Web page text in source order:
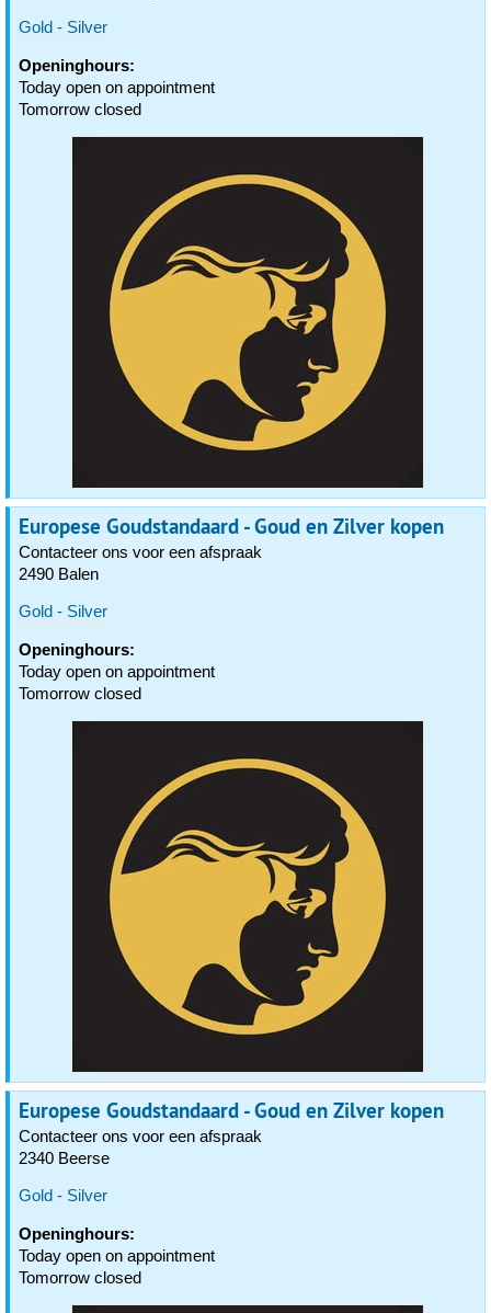
Gold - Silver
Openinghours:
Today open on appointment
Tomorrow closed
Europese Goudstandaard - Goud en Zilver kopen
Contacteer ons voor een afspraak
2490 Balen
Gold - Silver
Openinghours:
Today open on appointment
Tomorrow closed
Europese Goudstandaard - Goud en Zilver kopen
Contacteer ons voor een afspraak
2340 Beerse
Gold - Silver
Openinghours:
Today open on appointment
Tomorrow closed